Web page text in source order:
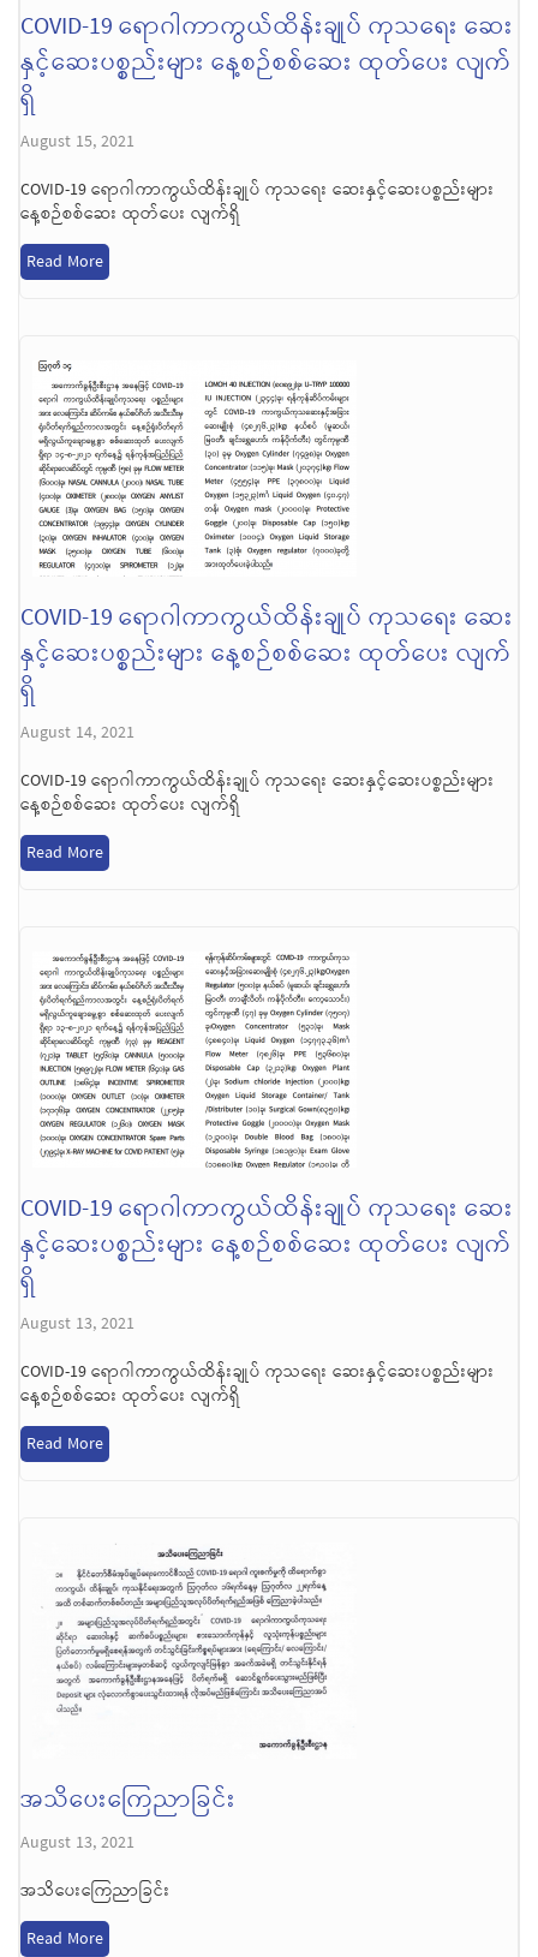
COVID-19 ရောဂါကာကွယ်ထိန်းချုပ် ကုသရေး ဆေး
နှင့်ဆေးပစ္စည်းများ နေ့စဉ်စစ်ဆေး ထုတ်ပေး လျက်
ရှိ
August 15, 2021
COVID-19 ရောဂါကာကွယ်ထိန်းချုပ် ကုသရေး ဆေးနှင့်ဆေးပစ္စည်းများ
နေ့စဉ်စစ်ဆေး ထုတ်ပေး လျက်ရှိ
Read More
COVID-19 ရောဂါကာကွယ်ထိန်းချုပ် ကုသရေး ဆေး
နှင့်ဆေးပစ္စည်းများ နေ့စဉ်စစ်ဆေး ထုတ်ပေး လျက်
ရှိ
August 14, 2021
COVID-19 ရောဂါကာကွယ်ထိန်းချုပ် ကုသရေး ဆေးနှင့်ဆေးပစ္စည်းများ
နေ့စဉ်စစ်ဆေး ထုတ်ပေး လျက်ရှိ
Read More
COVID-19 ရောဂါကာကွယ်ထိန်းချုပ် ကုသရေး ဆေး
နှင့်ဆေးပစ္စည်းများ နေ့စဉ်စစ်ဆေး ထုတ်ပေး လျက်
ရှိ
August 13, 2021
COVID-19 ရောဂါကာကွယ်ထိန်းချုပ် ကုသရေး ဆေးနှင့်ဆေးပစ္စည်းများ
နေ့စဉ်စစ်ဆေး ထုတ်ပေး လျက်ရှိ
Read More
အသိပေးကြေညာခြင်း
August 13, 2021
အသိပေးကြေညာခြင်း
Read More